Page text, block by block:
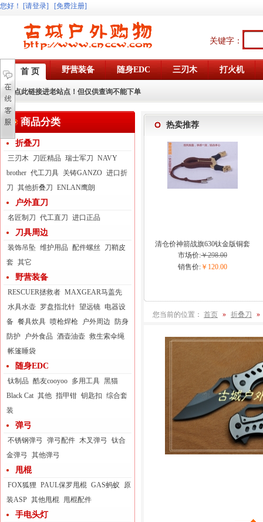
您好 ！ [请登录] [免费注册]
关键字：
首 页 野营装备 随身EDC 三刃木 打火机
点此链接进老站点！但仅供查询不能下单
商品分类
折叠刀
三刃木 刀匠精品 瑞士军刀 NAVY
brother 代工刀具 关铸GANZO 进口折
刀 其他折叠刀 ENLAN鹰朗
户外直刀
名匠制刀 代工直刀 进口正品
刀具周边
装饰吊坠 维护用品 配件螺丝
刀鞘皮
套 其它
野营装备
RESCUER拯救者 MAXGEAR马盖先
水具水壶 罗盘指北针 望远镜 电器设
备 餐具炊具 喷枪焊枪 户外周边
防身
防护
户外食品 酒壶油壶 救生索伞绳
帐篷睡袋
随身EDC
钛制品 酷友cooyoo 多用工具 黑猫
Black Cat 其他 指甲钳 钥匙扣 综合套
装
弹弓
不锈钢弹弓 弹弓配件 木叉弹弓
钛合
金弹弓
其他弹弓
甩棍
FOX狐狸 PAUL保罗甩棍 GAS蚂蚁
原
装ASP 其他甩棍 甩棍配件
手电头灯
热卖推荐
清仓价神箭战旗630钛金版铜套
弓眼反曲球卡六股弹弓
市场价:￥298.00
销售价: ￥120.00
您当前的位置： 首页 » 折叠刀 »